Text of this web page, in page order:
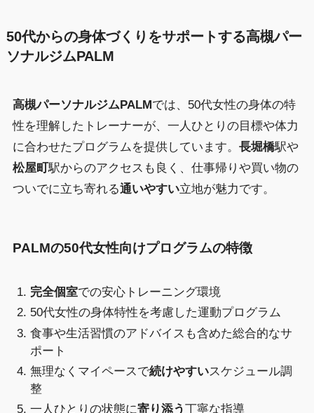
50代からの身体づくりをサポートする高槻パー
ソナルジムPALM
高槻パーソナルジムPALMでは、50代女性の身体の特
性を理解したトレーナーが、一人ひとりの目標や体力
に合わせたプログラムを提供しています。 長堀橋駅や
松屋町駅からのアクセスも良く、仕事帰りや買い物の
ついでに立ち寄れる通いやすい立地が魅力です。
PALMの50代女性向けプログラムの特徴
完全個室での安心トレーニング環境
50代女性の身体特性を考慮した運動プログラム
食事や生活習慣のアドバイスも含めた総合的なサ
ポート
無理なくマイペースで続けやすいスケジュール調
整
一人ひとりの状態に寄り添う丁寧な指導